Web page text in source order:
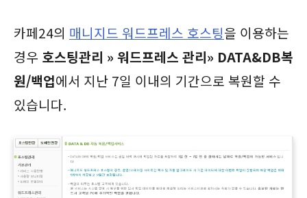
카페24의 매니지드 워드프레스 호스팅을 이용하는
경우 호스팅관리 » 워드프레스 관리» DATA&DB복
원/백업에서 지난 7일 이내의 기간으로 복원할 수
있습니다.